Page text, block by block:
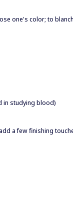
one's color; to
in studying blood)
a few finishing